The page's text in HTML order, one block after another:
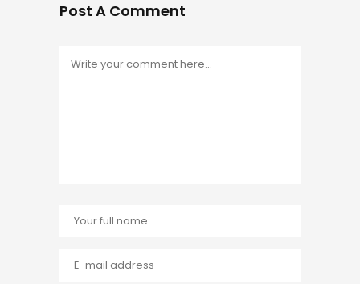
Post A Comment